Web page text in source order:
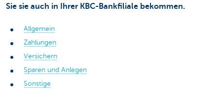
Sie sie auch in Ihrer KBC-Bankfiliale bekommen.
Allgemein
Zahlungen
Versichern
Sparen und Anlegen
Sonstige